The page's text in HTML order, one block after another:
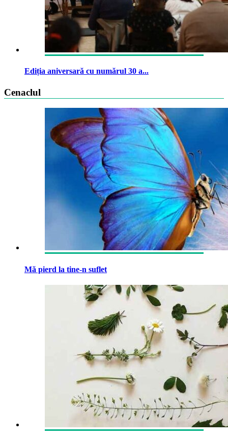
Ediția aniversară cu numărul 30 a...
Cenaclul
Mă pierd la tine-n suflet